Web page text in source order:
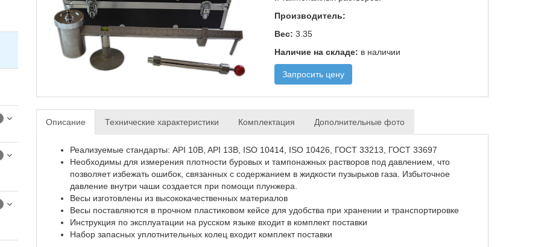
Производитель:
Вес: 3.35
Наличие на складе: в наличии
Запросить цену
Описание Технические характеристики Комплектация Дополнительные фото
Реализуемые стандарты: API 10B, API 13B, ISO 10414, ISO 10426, ГОСТ 33213, ГОСТ 33697
Необходимы для измерения плотности буровых и тампонажных растворов под давлением, что
позволяет избежать ошибок, связанных с содержанием в жидкости пузырьков газа. Избыточное
давление внутри чаши создается при помощи плунжера.
Весы изготовлены из высококачественных материалов
Весы поставляются в прочном пластиковом кейсе для удобства при хранении и транспортировке
Инструкция по эксплуатации на русском языке входит в комплект поставки
Набор запасных уплотнительных колец входит комплект поставки